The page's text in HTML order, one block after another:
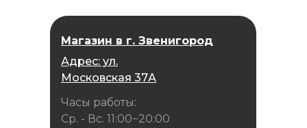
Часы работы:
Ср. - Вс. 11:00−20:00
Магазин в г. Звенигород
Адрес: ул.
Московская 37А